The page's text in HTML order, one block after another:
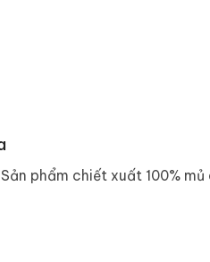
phẩm chiết xuất 100%